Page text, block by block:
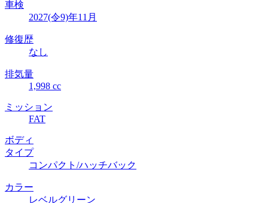
車検
2027(令9)年11月
修復歴
なし
排気量
1,998 cc
ミッション
FAT
ボディ
タイプ
コンパクト/ハッチバック
カラー
レベルグリーン